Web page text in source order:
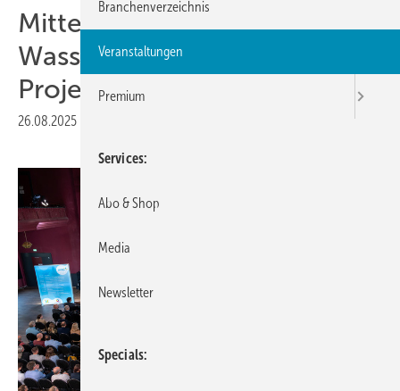
Mitteldeutscher
Wasserstoffkongress zeigt
Projektfortschritte
26.08.2025
Branchenverzeichnis
Veranstaltungen
Premium
Services
Abo & Shop
Media
Newsletter
Specials